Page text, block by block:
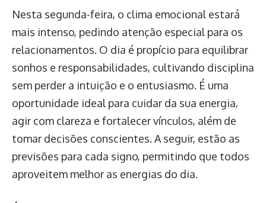
Nesta segunda-feira, o clima emocional estará
mais intenso, pedindo atenção especial para os
relacionamentos. O dia é propício para equilibrar
sonhos e responsabilidades, cultivando disciplina
sem perder a intuição e o entusiasmo. É uma
oportunidade ideal para cuidar da sua energia,
agir com clareza e fortalecer vínculos, além de
tomar decisões conscientes. A seguir, estão as
previsões para cada signo, permitindo que todos
aproveitem melhor as energias do dia.